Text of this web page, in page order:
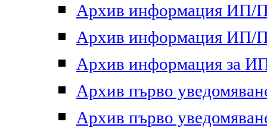
Архив информация ИП/
Архив информация ИП/
Архив информация за
Архив първо
Архив първо